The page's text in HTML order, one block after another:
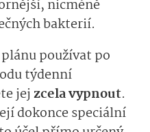
nicméně
bakterií.
používat po
týdenní
jej zcela vypnout.
dokonce speciální